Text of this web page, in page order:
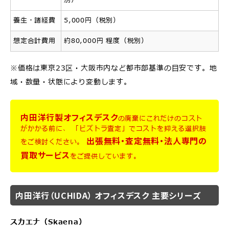
養生・諸経費
5,000円（税別）
想定合計費用
約80,000円 程度（税別）
※価格は東京23区・大阪市内など都市部基準の目安です。地
域・数量・状態により変動します。
内田洋行製オフィスデスクの廃棄にこれだけのコスト
がかかる前に、
「ビズトラ査定」でコストを抑える選択肢
をご検討ください。
出張無料・査定無料・法人専門の
買取サービスをご提供しています。
内田洋行（UCHIDA） オフィスデスク 主要シリーズ
スカエナ（Skaena）